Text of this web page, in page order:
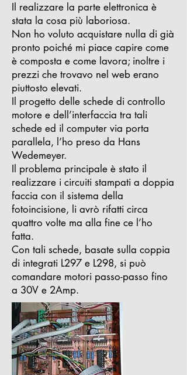
Il realizzare la parte elettronica è
stata la cosa più laboriosa.
Non ho voluto acquistare nulla di già
pronto poiché mi piace capire come
è composta e come lavora; inoltre i
prezzi che trovavo nel web erano
piuttosto elevati.
Il progetto delle schede di controllo
motore e dell’interfaccia tra tali
schede ed il computer via porta
parallela, l’ho preso da Hans
Wedemeyer.
Il problema principale è stato il
realizzare i circuiti stampati a doppia
faccia con il sistema della
fotoincisione, li avrò rifatti circa
quattro volte ma alla fine ce l’ho
fatta.
Con tali schede, basate sulla coppia
di integrati L297 e L298, si può
comandare motori passo-passo fino
a 30V e 2Amp.